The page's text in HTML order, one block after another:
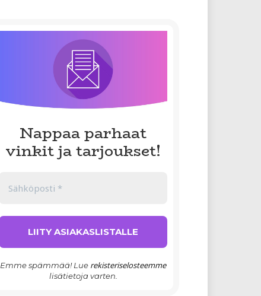
Nappaa parhaat
vinkit ja tarjoukset!
Emme spämmää! Lue rekisteriselosteemme
lisätietoja varten.